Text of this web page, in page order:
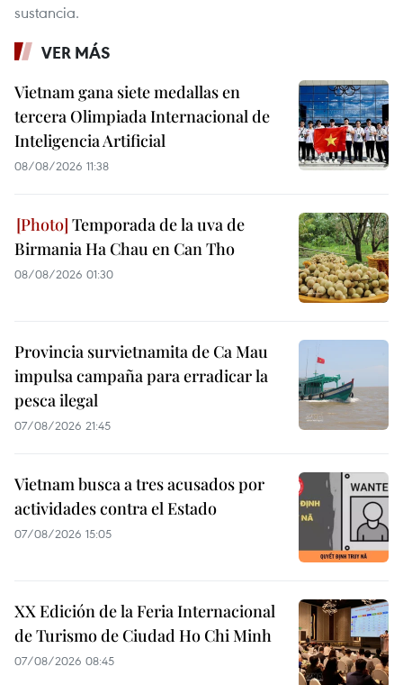
sustancia.
VER MÁS
Vietnam gana siete medallas en
tercera Olimpiada Internacional de
Inteligencia Artificial
08/08/2026 11:38
Temporada de la uva de
Birmania Ha Chau en Can Tho
08/08/2026 01:30
Provincia survietnamita de Ca Mau
impulsa campaña para erradicar la
pesca ilegal
07/08/2026 21:45
Vietnam busca a tres acusados por
actividades contra el Estado
07/08/2026 15:05
XX Edición de la Feria Internacional
de Turismo de Ciudad Ho Chi Minh
07/08/2026 08:45